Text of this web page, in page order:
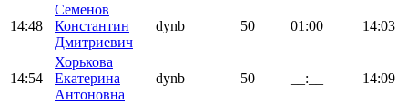
14:48
Семенов
Константин
Дмитриевич
dynb 50 01:00 14:03
14:54
Хорькова
Екатерина
Антоновна
dynb 50 __:__ 14:09